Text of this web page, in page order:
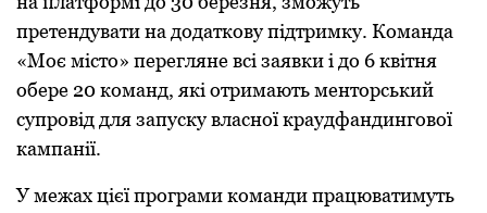
претендувати на додаткову підтримку. Команда
«Моє місто» перегляне всі заявки і до 6 квітня
обере 20 команд, які отримають менторський
супровід для запуску власної краудфандингової
кампанії.
У межах цієї програми команди працюватимуть